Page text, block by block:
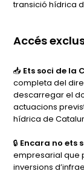
transició hídrica
Accés
📥 Ets soci de la
completa del
descarregar el
actuacions
hídrica de
🔒 Encara no ets
empresarial que
inversions